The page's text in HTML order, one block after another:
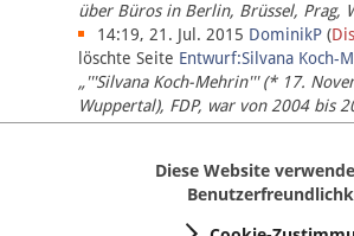
über Büros in Berlin, Brüssel, Prag,
14:19, 21. Jul. 2015 DominikP (
löschte Seite Entwurf:Silvana Koch-
„'''Silvana Koch-Mehrin''' (* 17.
Wuppertal), FDP, war von 2004 bis
Europäischen Parlaments, seit
Diese Website